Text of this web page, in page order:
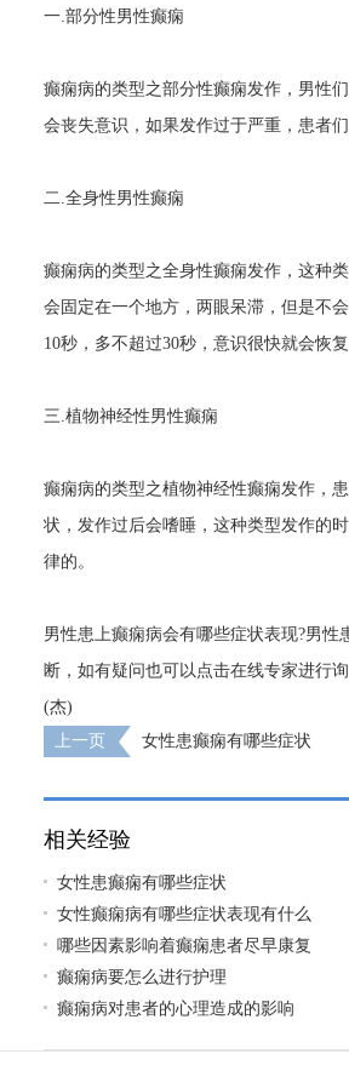
一.部分性男性癫痫
癫痫病的类型之部分性癫痫发作，男性
会丧失意识，如果发作过于严重，患者
二.全身性男性癫痫
癫痫病的类型之全身性癫痫发作，这种
会固定在一个地方，两眼呆滞，但是不
10秒，多不超过30秒，意识很快就会恢
三.植物神经性男性癫痫
癫痫病的类型之植物神经性癫痫发作，
状，发作过后会嗜睡，这种类型发作的
律的。
男性患上癫痫病会有哪些症状表现?男
断，如有疑问也可以点击在线专家进行询
(杰)
上一页
女性患癫痫有哪些症状
相关经验
女性患癫痫有哪些症状
女性癫痫病有哪些症状表现有什么
哪些因素影响着癫痫患者尽早康复
癫痫病要怎么进行护理
癫痫病对患者的心理造成的影响